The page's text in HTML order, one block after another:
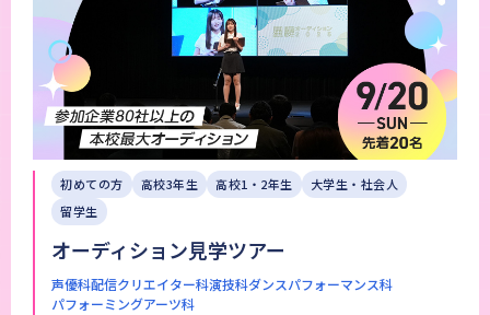
初めての方 高校3年生 高校1・2年生
大学生・社会人
留学生
オーディション見学ツアー
声優科配信クリエイター科演技科ダンスパフォーマンス科
パフォーミングアーツ科